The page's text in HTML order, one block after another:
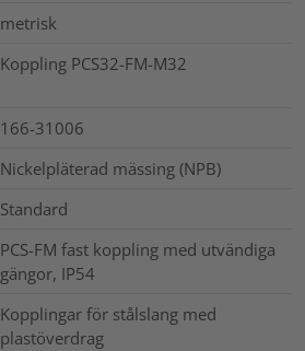
metrisk
Koppling PCS32-FM-M32
166-31006
Nickelpläterad mässing (NPB)
Standard
PCS-FM fast koppling med utvändiga
gängor, IP54
Kopplingar för stålslang med
plastöverdrag